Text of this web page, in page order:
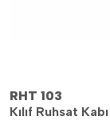
RHT 103
Kılıf Ruhsat Kabı